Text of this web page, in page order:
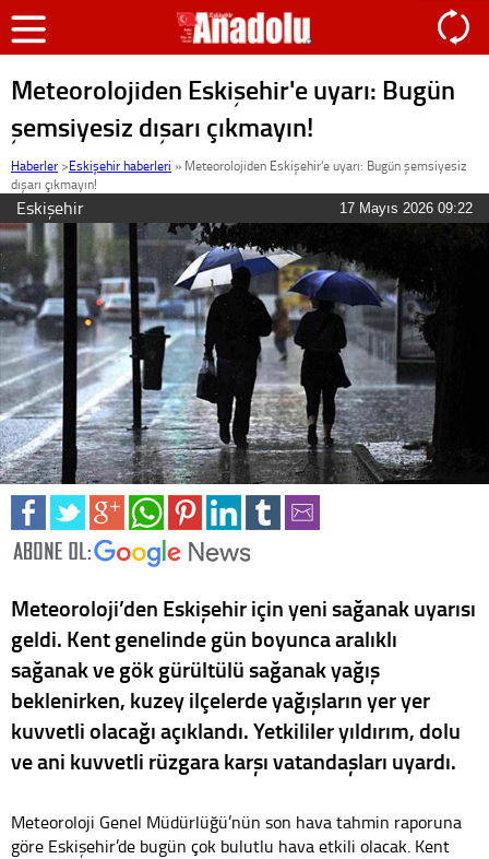
Meteorolojiden Eskişehir'e uyarı: Bugün
şemsiyesiz dışarı çıkmayın!
Haberler >Eskişehir haberleri » Meteorolojiden Eskişehir'e uyarı: Bugün şemsiyesiz
dışarı çıkmayın!
Eskişehir 17 Mayıs 2026 09:22
Meteoroloji’den Eskişehir için yeni sağanak uyarısı
geldi. Kent genelinde gün boyunca aralıklı
sağanak ve gök gürültülü sağanak yağış
beklenirken, kuzey ilçelerde yağışların yer yer
kuvvetli olacağı açıklandı. Yetkililer yıldırım, dolu
ve ani kuvvetli rüzgara karşı vatandaşları uyardı.
Meteoroloji Genel Müdürlüğü’nün son hava tahmin raporuna
göre Eskişehir’de bugün çok bulutlu hava etkili olacak. Kent